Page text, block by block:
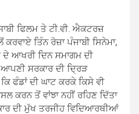
ਫਿਲਮ ਤੇ ਟੀ.ਵੀ. ਐਕਟਰਜ਼
ਤਿੰਨ ਰੋਜ਼ਾ ਪੰਜਾਬੀ ਸਿਨੇਮਾ,
ਦੇ ਆਖਰੀ ਦਿਨ ਸਮਾਗਮ ਦੀ
ਸਰਕਾਰ ਦੀ ਦਿ੍ਰੜ
ਫੰਡਾਂ ਦੀ ਘਾਟ ਕਰਕੇ ਕਿਸੇ ਵੀ
ਕਰਨ ਤੋਂ ਵਾਂਝਾ ਨਹੀਂ ਰਹਿਣ ਦਿੱਤਾ
ਦੀ ਮੁੱਖ ਤਰਜੀਹ ਵਿਦਿਆਰਥੀਆਂ